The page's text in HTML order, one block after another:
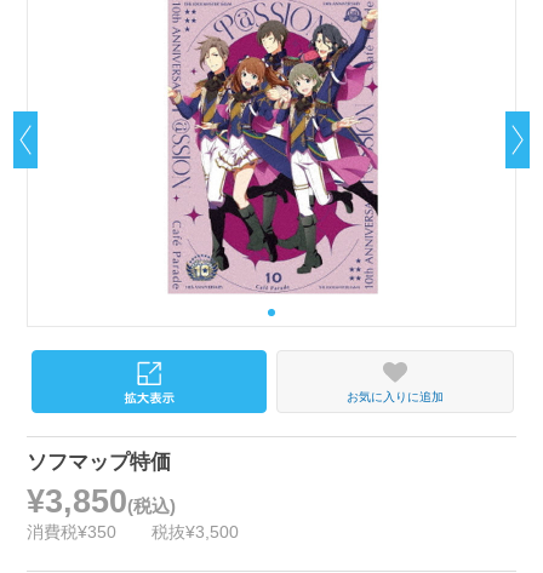
お気に入りに追加
ソフマップ特価
¥3,850(税込)
消費税¥350 税抜¥3,500